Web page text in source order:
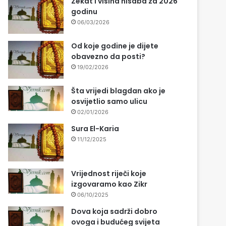
godinu
06/03/2026
Od koje godine je dijete
obavezno da posti?
19/02/2026
Šta vrijedi blagdan ako je
osvijetlio samo ulicu
02/01/2026
Sura El-Karia
11/12/2025
Vrijednost riječi koje
izgovaramo kao Zikr
06/10/2025
Dova koja sadrži dobro
ovoga i budućeg svijeta